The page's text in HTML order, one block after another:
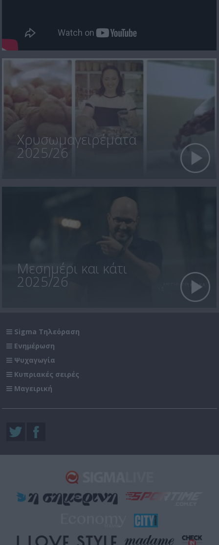
Χρυσωμαγειρέματα
2025/26
Μεσημέρι και κάτι
2025/26
Sigma Τηλεόραση
Ενημέρωση
Ψυχαγωγία
Κυπριακές σειρές
Μαγειρική